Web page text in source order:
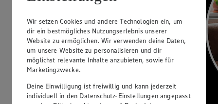
Wir setzen Cookies und andere Technologien ein, um
dir ein bestmögliches Nutzungserlebnis unserer
Website zu ermöglichen. Wir verwenden deine Daten,
um unsere Website zu personalisieren und dir
möglichst relevante Inhalte anzubieten, sowie für
Marketingzwecke.
Deine Einwilligung ist freiwillig und kann jederzeit
individuell in den Datenschutz-Einstellungen angepasst